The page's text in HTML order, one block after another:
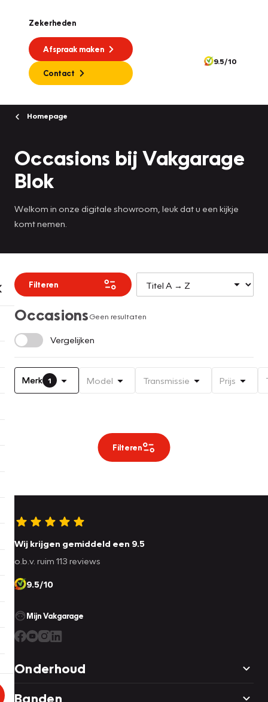
Zekerheden
Afspraak maken
Contact
9.5/10
Homepage
Occasions bij Vakgarage
Blok
Welkom in onze digitale showroom, leuk dat u een kijkje
komt nemen.
Filteren
OccasionsGeen resultaten
Vergelijken
Merk 1 Model Transmissie Prijs
Filteren
Wij krijgen gemiddeld een 9.5
o.b.v. ruim 113 reviews
9.5/10
Mijn Vakgarage
Onderhoud
Banden